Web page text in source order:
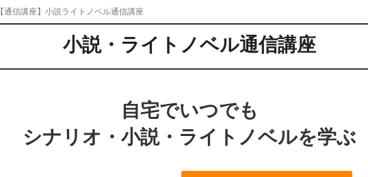
【通信講座】小説ライトノベル通信講座
小説・ライトノベル通信講座
自宅でいつでも
シナリオ・小説・ライトノベルを学ぶ